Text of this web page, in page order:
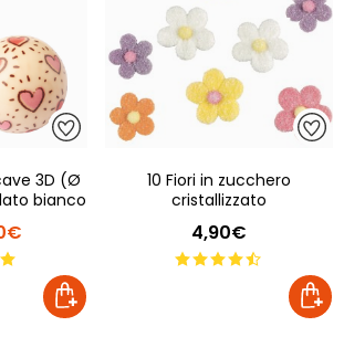
3D (Ø
bianco
10 Fiori in zucchero
cristallizzato
4,90€